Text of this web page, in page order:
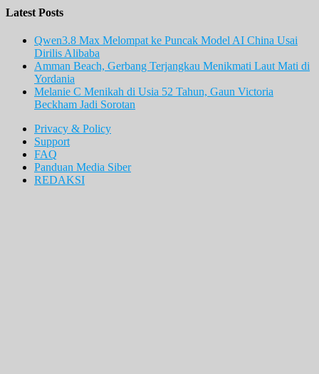
Latest Posts
Qwen3.8 Max Melompat ke Puncak Model AI China Usai
Dirilis Alibaba
Amman Beach, Gerbang Terjangkau Menikmati Laut Mati di
Yordania
Melanie C Menikah di Usia 52 Tahun, Gaun Victoria
Beckham Jadi Sorotan
Privacy & Policy
Support
FAQ
Panduan Media Siber
REDAKSI